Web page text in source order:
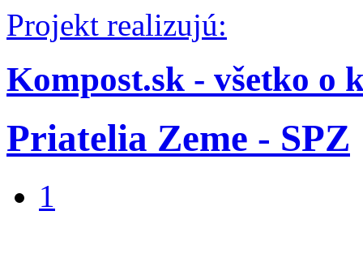
Projekt realizujú:
Kompost.sk - všetko o
Priatelia Zeme - SPZ
1